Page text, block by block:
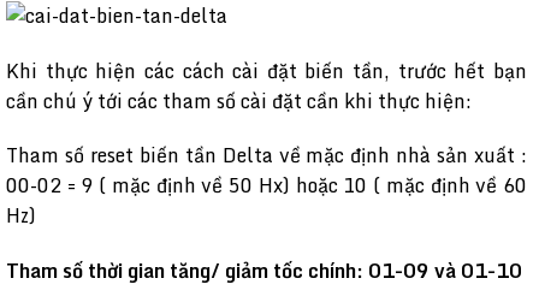
Khi thực hiện các cách cài đặt biến tần, trước hết bạn
cần chú ý tới các tham số cài đặt cần khi thực hiện:
Tham số reset biến tần Delta về mặc định nhà sản xuất :
00-02 = 9 ( mặc định về 50 Hx) hoặc 10 ( mặc định về 60
Hz)
Tham số thời gian tăng/ giảm tốc chính: 01-09 và 01-10